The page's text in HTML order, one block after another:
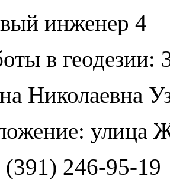
инженер 4
в геодезии:
Николаевна
улица
(391) 246-95-19